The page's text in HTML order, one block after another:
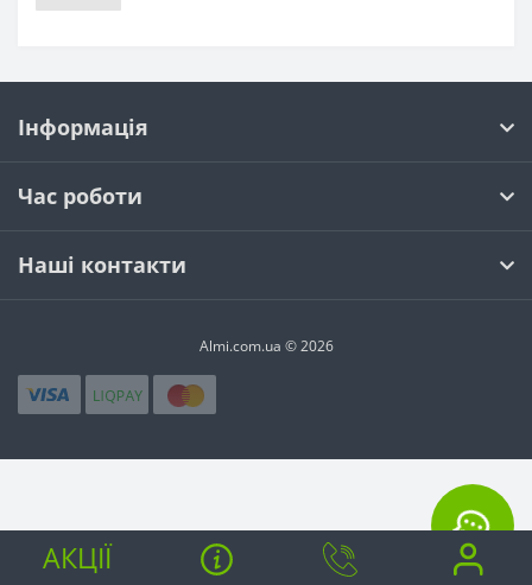
Інформація
Час роботи
Наші контакти
Almi.com.ua © 2026
АКЦІЇ